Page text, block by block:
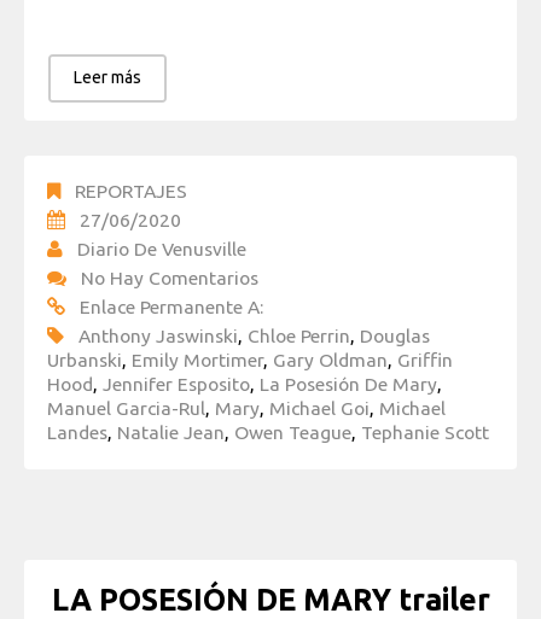
Leer más
REPORTAJES
27/06/2020
Diario De Venusville
No Hay Comentarios
Enlace Permanente A:
Anthony Jaswinski Chloe Perrin Douglas
Urbanski Emily Mortimer, Gary Oldman Griffin
Hood
Jennifer Esposito La Posesión De Mary
Manuel Garcia-Rul Mary Michael Goi Michael
Landes Natalie Jean Owen Teague Tephanie Scott
LA POSESIÓN DE MARY trailer